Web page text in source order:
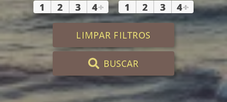
1 2 3 4+ 1 2 3 4+
LIMPAR FILTROS
BUSCAR